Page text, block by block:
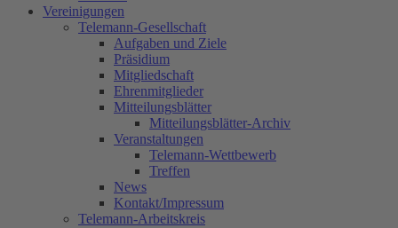
Vereinigungen
Telemann-Gesellschaft
Aufgaben und Ziele
Präsidium
Mitgliedschaft
Ehrenmitglieder
Mitteilungsblätter
Mitteilungsblätter-Archiv
Veranstaltungen
Telemann-Wettbewerb
Treffen
News
Kontakt/Impressum
Telemann-Arbeitskreis